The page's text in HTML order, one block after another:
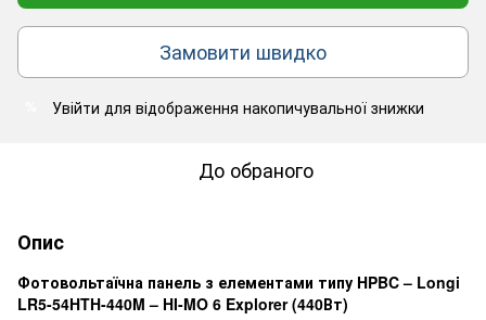
Замовити швидко
Увійти для відображення накопичувальної знижки
До обраного
Опис
Фотовольтаїчна панель з елементами типу HPBC – Longi
LR5-54HTH-440M – HI-MO 6 Explorer (440Вт)